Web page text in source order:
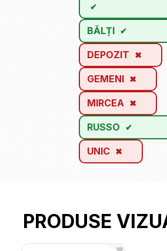
BĂLȚI
DEPOZIT
GEMENI
MIRCEA
RUSSO
UNIC
PRODUSE